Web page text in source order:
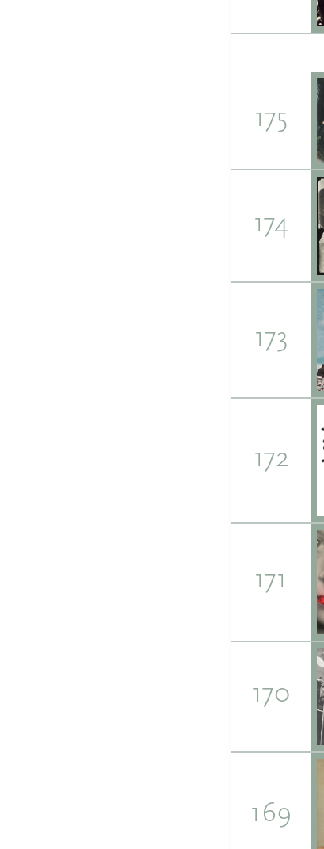
175
174
173
172
171
170
169